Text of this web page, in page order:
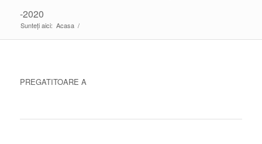
-2020
Sunteți aici: Acasa /
PREGATITOARE A